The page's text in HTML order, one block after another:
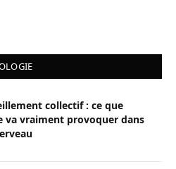
collectif : ce que
va vraiment provoquer dans